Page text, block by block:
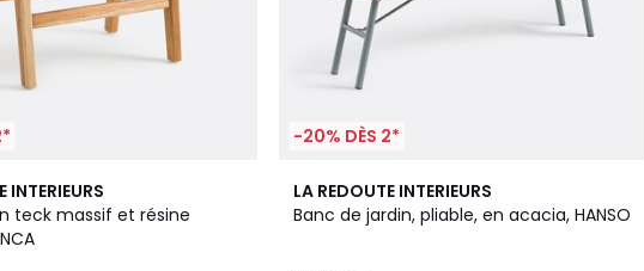
INTERIEURS
teck massif et résine
-20% DÈS 2*
LA REDOUTE INTERIEURS
Banc de jardin, pliable, en acacia, HANSO
3
/